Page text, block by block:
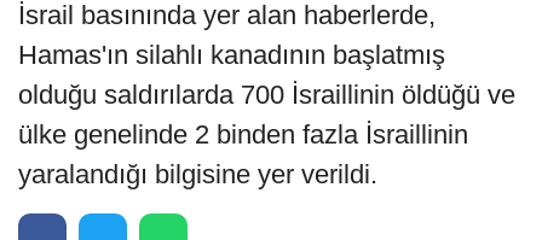
İsrail basınında yer alan haberlerde,
Hamas'ın silahlı kanadının başlatmış
olduğu saldırılarda 700 İsraillinin öldüğü ve
ülke genelinde 2 binden fazla İsraillinin
yaralandığı bilgisine yer verildi.